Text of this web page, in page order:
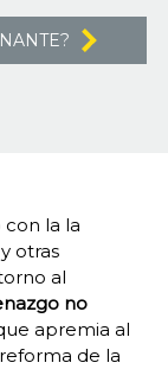
la la
otras
al
no
apremia al
de la